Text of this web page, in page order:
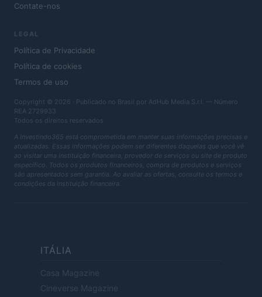
Contate-nos
LEGAL
Política de Privacidade
Política de cookies
Termos de uso
Copyright © 2026 · Publicado no Brasil por AdHub Media S.r.l. — Número
REA 2729933
Todos os direitos reservados
A Investindo365 está comprometida em manter suas informações precisas e
atualizadas. Essas informações podem ser diferentes daquelas que você vê
ao visitar uma instituição financeira, provedor de serviços ou site de produto
específico. Todos os produtos financeiros, compra de produtos e serviços
são apresentados sem garantia. Ao avaliar as ofertas, consulte os termos e
condições da instituição financeira.
ITÁLIA
Casa Magazine
Cineverse Magazine